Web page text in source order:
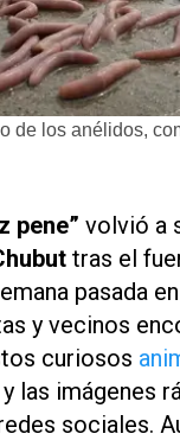
de los anélidos,
pene” volvió a
tras el
pasada en
y vecinos
curiosos
las imágenes
sociales.